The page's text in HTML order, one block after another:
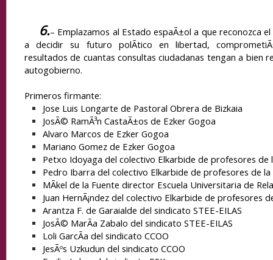
6.– Emplazamos al Estado espaÃ±ol a que reconozca
a decidir su futuro polÃ­tico en libertad,
resultados de cuantas consultas ciudadanas tengan a bien
autogobierno.
Primeros firmante:
Jose Luis Longarte de Pastoral Obrera de Bizkaia
JosÃ© RamÃ³n CastaÃ±os de Ezker Gogoa
Alvaro Marcos de Ezker Gogoa
Mariano Gomez de Ezker Gogoa
Petxo Idoyaga del colectivo Elkarbide de profesores de
Pedro Ibarra del colectivo Elkarbide de profesores de la
MÃ­kel de la Fuente director Escuela Universitaria de
Juan HernÃ¡ndez del colectivo Elkarbide de profesores
Arantza F. de Garaialde del sindicato STEE-EILAS
JosÃ© MarÃ­a Zabalo del sindicato STEE-EILAS
Loli GarcÃ­a del sindicato CCOO
JesÃºs Uzkudun del sindicato CCOO